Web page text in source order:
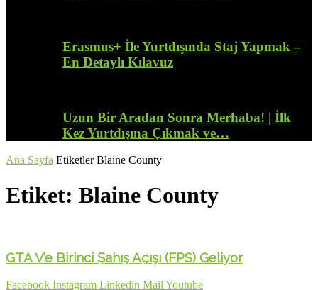
Erasmus+ İle Yurtdışında Staj Yapmak –
En Detaylı Kılavuz
Uzun Bir Aradan Sonra Merhaba! | İlk
Kez Yurtdışına Çıkmak ve…
Ana Sayfa Etiketler Blaine County
Etiket: Blaine County
GTA V’e Birinci Şahış Açışı (FPS) Geliyor
Facebook Instagram Linkedin Mail Youtube